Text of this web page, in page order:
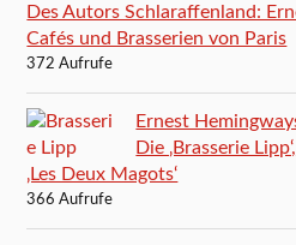
Des Autors Schlaraffenland:
Cafés und Brasserien von Paris
372 Aufrufe
Ernest
Die ‚Brasserie
‚Les Deux Magots‘
366 Aufrufe